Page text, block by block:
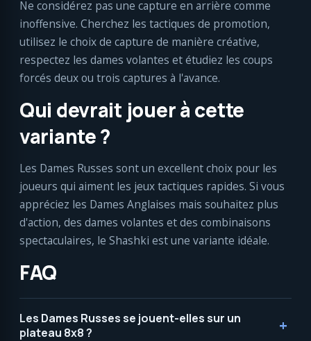
Ne considérez pas une capture en arrière comme
inoffensive. Cherchez les tactiques de promotion,
utilisez le choix de capture de manière créative,
respectez les dames volantes et étudiez les coups
forcés deux ou trois captures à l'avance.
Qui devrait jouer à cette
variante ?
Les Dames Russes sont un excellent choix pour les
joueurs qui aiment les jeux tactiques rapides. Si vous
appréciez les Dames Anglaises mais souhaitez plus
d'action, des dames volantes et des combinaisons
spectaculaires, le Shashki est une variante idéale.
FAQ
Les Dames Russes se jouent-elles sur un
plateau 8x8 ?